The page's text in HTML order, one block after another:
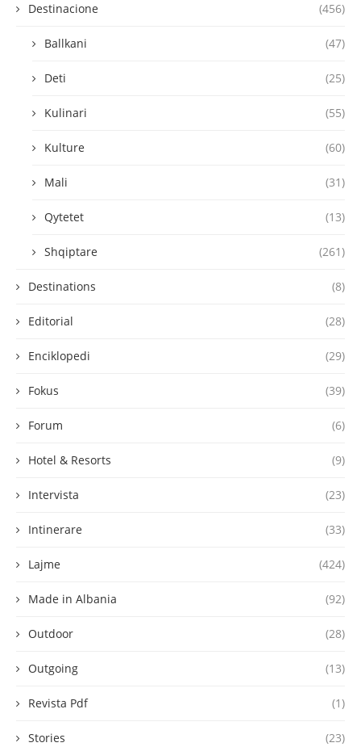
Destinacione (456)
Ballkani (47)
Deti (25)
Kulinari (55)
Kulture (60)
Mali (31)
Qytetet (13)
Shqiptare (261)
Destinations (8)
Editorial (28)
Enciklopedi (29)
Fokus (39)
Forum (6)
Hotel & Resorts (9)
Intervista (23)
Intinerare (33)
Lajme (424)
Made in Albania (92)
Outdoor (28)
Outgoing (13)
Revista Pdf (1)
Stories (23)